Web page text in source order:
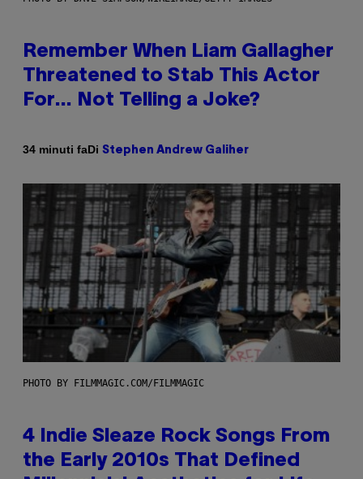
Remember When Liam Gallagher
Threatened to Stab This Actor
For… Not Telling a Joke?
34 minuti faDi Stephen Andrew Galiher
PHOTO BY FILMMAGIC.COM/FILMMAGIC
4 Indie Sleaze Rock Songs From
the Early 2010s That Defined